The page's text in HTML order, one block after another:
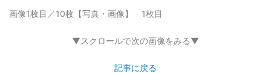
画像1枚目／10枚 【写真・画像】 1枚目
▼スクロールで次の画像をみる▼
記事に戻る